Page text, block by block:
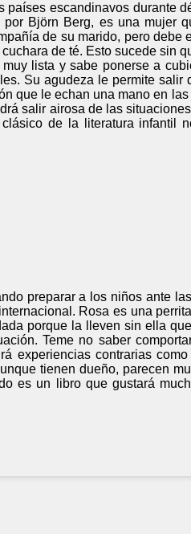
escandinavos durante
Björn Berg, es una mujer
de su marido, pero debe
de té. Esto sucede sin
lista y sabe ponerse a
Su agudeza le permite salir
que le echan una mano en
salir airosa de las
de la literatura infantil
preparar a los niños ante
Rosa es una
porque la lleven sin ella
Teme no saber
experiencias contrarias
tienen dueño, parecen
es un libro que gustará